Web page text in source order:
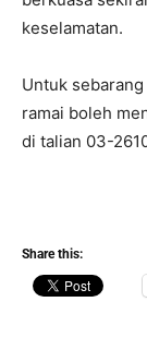
keselamatan.
Untuk
ramai boleh
di talian 03-
Share this: